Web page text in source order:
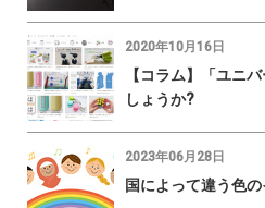
2020年10月16日
【コラム】「ユニ
しょうか?
2023年06月28日
国によって違う色